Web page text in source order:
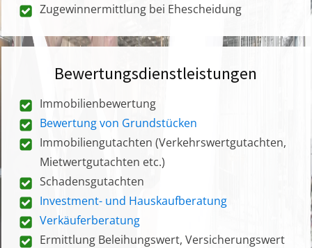
Zugewinnermittlung bei Ehescheidung
Bewertungsdienstleistungen
Immobilienbewertung
Bewertung von Grundstücken
Immobiliengutachten (Verkehrswertgutachten,
Mietwertgutachten etc.)
Schadensgutachten
Investment- und Hauskaufberatung
Verkäuferberatung
Ermittlung Beleihungswert, Versicherungswert